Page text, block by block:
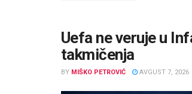
Uefa ne veruje u
takmičenja
BY MIŠKO PETROVIĆ AVGUST 7, 2026